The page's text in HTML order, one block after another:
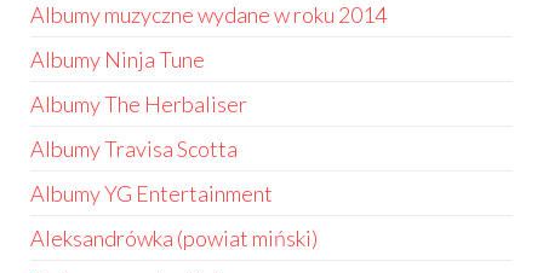
Albumy muzyczne wydane w roku 2014
Albumy Ninja Tune
Albumy The Herbaliser
Albumy Travisa Scotta
Albumy YG Entertainment
Aleksandrówka (powiat miński)